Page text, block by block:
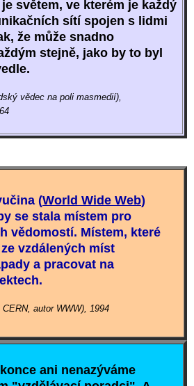
je světem, ve kterém je každý
sítí spojen s lidmi
že může snadno
stejně, jako by to byl
vědec na poli masmedií),
(World Wide Web)
se stala místem pro
vědomostí. Místem, které
vzdálených míst
a pracovat na
autor WWW), 1994
ani nenazýváme